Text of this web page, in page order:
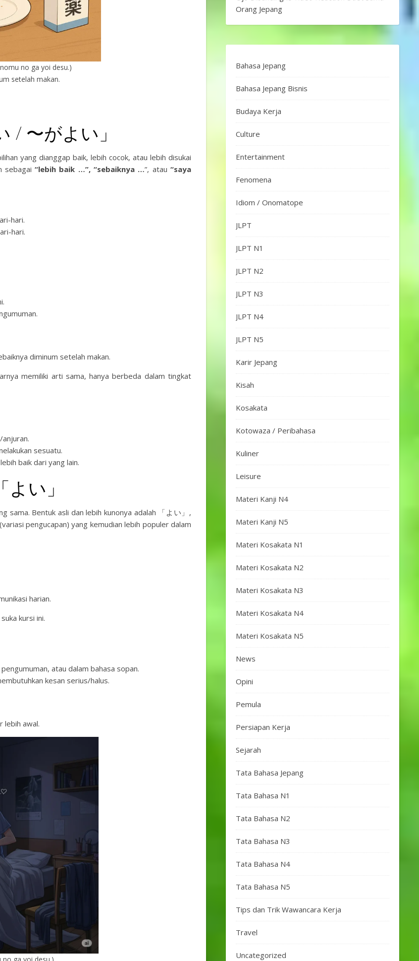
no ga yoi desu.)
setelah makan.
/ 〜がよい」
yang dianggap baik, lebih cocok, atau lebih disukai
sebagai“lebih baik …”, “sebaiknya …”, atau “saya
hari.
hari.
diminum setelah makan.
memiliki arti sama, hanya berbeda dalam tingkat
sesuatu.
baik dari yang lain.
い」
sama. Bentuk asli dan lebih kunonya adalah 「よい」,
pengucapan) yang kemudian lebih populer dalam
harian.
kursi ini.
atau dalam bahasa sopan.
kesan serius/halus.
lebih awal.
Orang Jepang
Bahasa Jepang
Bahasa Jepang Bisnis
Budaya Kerja
Culture
Entertainment
Fenomena
Idiom / Onomatope
JLPT
JLPT N1
JLPT N2
JLPT N3
JLPT N4
JLPT N5
Karir Jepang
Kisah
Kosakata
Kotowaza / Peribahasa
Kuliner
Leisure
Materi Kanji N4
Materi Kanji N5
Materi Kosakata N1
Materi Kosakata N2
Materi Kosakata N3
Materi Kosakata N4
Materi Kosakata N5
News
Opini
Pemula
Persiapan Kerja
Sejarah
Tata Bahasa Jepang
Tata Bahasa N1
Tata Bahasa N2
Tata Bahasa N3
Tata Bahasa N4
Tata Bahasa N5
Tips dan Trik Wawancara Kerja
Travel
Uncategorized